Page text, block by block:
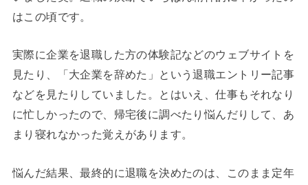
はこの頃です。
実際に企業を退職した方の体験記などのウェブサイトを
見たり、「大企業を辞めた」という退職エントリー記事
などを見たりしていました。とはいえ、仕事もそれなり
に忙しかったので、帰宅後に調べたり悩んだりして、あ
まり寝れなかった覚えがあります。
悩んだ結果、最終的に退職を決めたのは、このまま定年